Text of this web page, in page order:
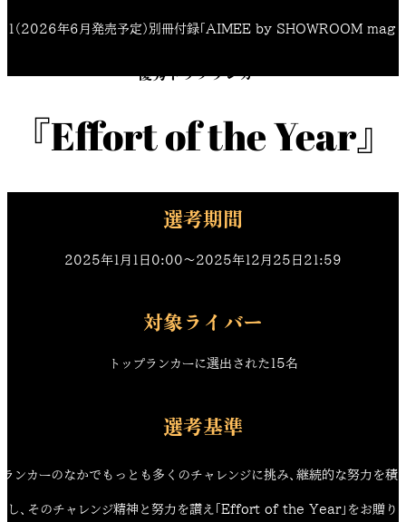
（2026年6月発売予定）別冊付録「AIMEE by SHOWROOM mag
優秀トップランカー
『Effort of the Year』
SHOWROOM AWARD 2025
選考期間
2025年1月1日0:00〜2025年12月25日21:59
対象ライバー
トップランカーに選出された15名
選考基準
ランカーのなかでもっとも多くのチャレンジに挑み、継続的な努力を積
し、そのチャレンジ精神と努力を讃え「Effort of the Year」をお贈り